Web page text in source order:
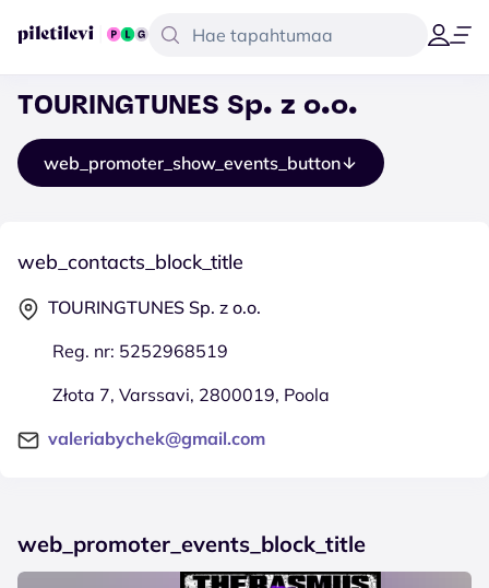
TOURINGTUNES Sp. z o.o.
web_promoter_show_events_button
web_contacts_block_title
TOURINGTUNES Sp. z o.o.
Reg. nr: 5252968519
Złota 7, Varssavi, 2800019, Poola
valeriabychek@gmail.com
web_promoter_events_block_title